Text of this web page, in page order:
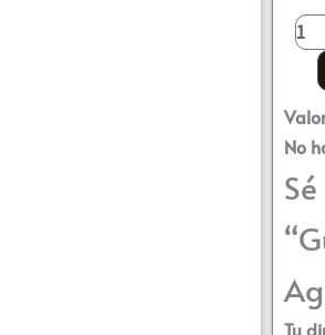
No
Tu